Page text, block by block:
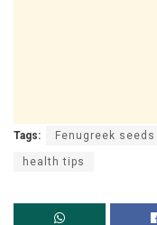
Tags: Fenugreek seeds
health tips